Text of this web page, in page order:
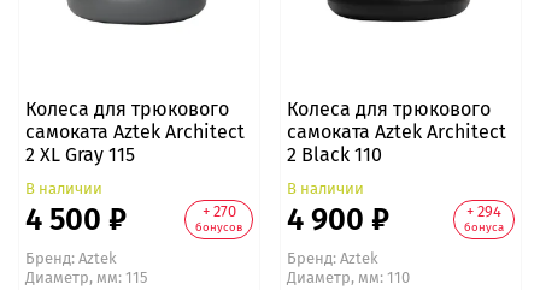
Колеса для трюкового
самоката Aztek Architect
2 XL Gray 115
В наличии
4 500 ₽ + 270
бонусов
Бренд:Aztek
Диаметр, мм: 115
Колеса для трюкового
самоката Aztek Architect
2 Black 110
В наличии
4 900 ₽ + 294
бонуса
Бренд:Aztek
Диаметр, мм: 110